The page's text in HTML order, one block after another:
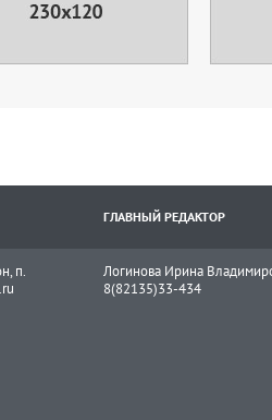
ГЛАВНЫЙ РЕДАКТОР
п.
Логинова Ирина
8(82135)33-434